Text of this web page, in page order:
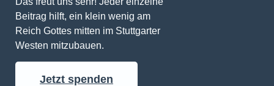
Beitrag hilft, ein klein wenig am
Reich Gottes mitten im Stuttgarter
Westen mitzubauen.